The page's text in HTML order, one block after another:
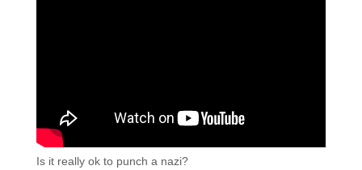
Is it really ok to punch a nazi?